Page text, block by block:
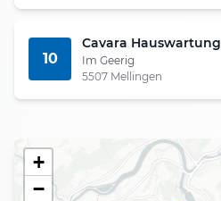
10
Cavara Hauswartung
Im Geerig
5507 Mellingen
+
−